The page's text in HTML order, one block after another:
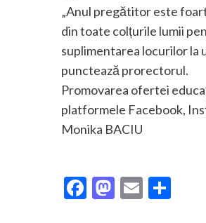
„Anul pregătitor este
din toate colțurile lumii
suplimentarea locurilor la
punctează prorectorul.
Promovarea ofertei
platformele Facebook,
Monika BACIU
Facebook
Mastodon
Email